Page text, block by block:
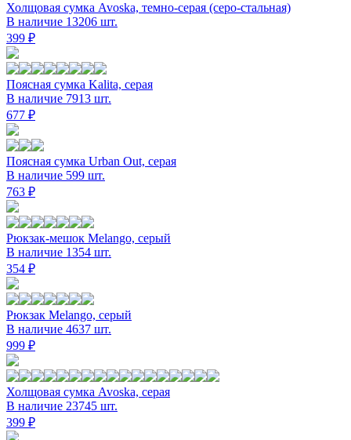
Холщовая сумка Avoska, темно-серая (серо-стальная)
В наличие 13206 шт.
399 ₽
Поясная сумка Kalita, серая
В наличие 7913 шт.
677 ₽
Поясная сумка Urban Out, серая
В наличие 599 шт.
763 ₽
Рюкзак-мешок Melango, серый
В наличие 1354 шт.
354 ₽
Рюкзак Melango, серый
В наличие 4637 шт.
999 ₽
Холщовая сумка Avoska, серая
В наличие 23745 шт.
399 ₽